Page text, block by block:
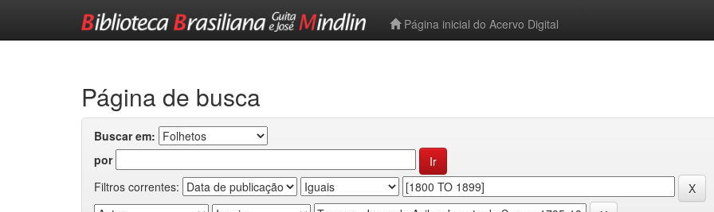
Página inicial do Acervo Digital
Página de busca
Buscar em:
por
Filtros correntes: